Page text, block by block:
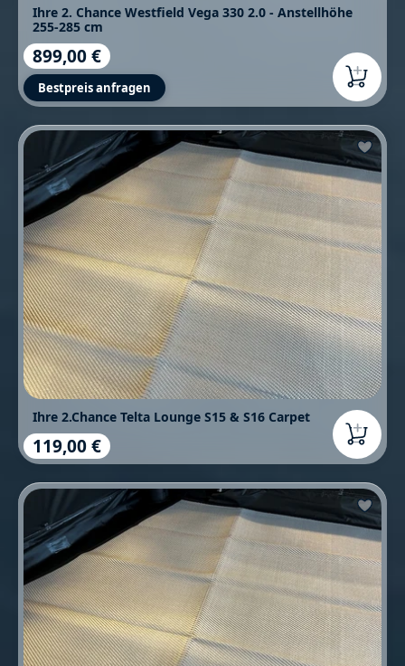
Ihre 2. Chance Westfield Vega 330 2.0 - Anstellhöhe
255-285 cm
Regulärer Preis:
899,00 €
Bestpreis anfragen
Ihre 2.Chance Telta Lounge S15 & S16 Carpet
Regulärer Preis:
119,00 €